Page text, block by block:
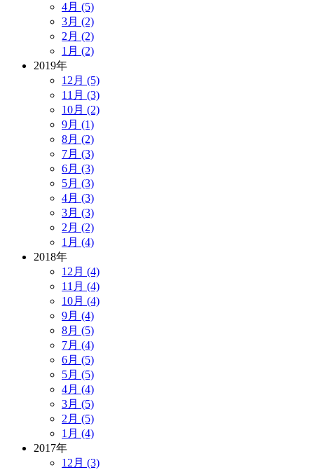
4月 (5)
3月 (2)
2月 (2)
1月 (2)
2019年
12月 (5)
11月 (3)
10月 (2)
9月 (1)
8月 (2)
7月 (3)
6月 (3)
5月 (3)
4月 (3)
3月 (3)
2月 (2)
1月 (4)
2018年
12月 (4)
11月 (4)
10月 (4)
9月 (4)
8月 (5)
7月 (4)
6月 (5)
5月 (5)
4月 (4)
3月 (5)
2月 (5)
1月 (4)
2017年
12月 (3)